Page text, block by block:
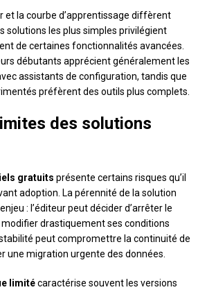
et la courbe d’apprentissage diffèrent
solutions les plus simples privilégient
de certaines fonctionnalités avancées.
débutants apprécient généralement les
assistants de configuration, tandis que
préfèrent des outils plus complets.
des solutions
gratuits présente certains risques qu’il
adoption. La pérennité de la solution
: l’éditeur peut décider d’arrêter le
drastiquement ses conditions
peut compromettre la continuité de
une migration urgente des données.
limitécaractérise souvent les versions